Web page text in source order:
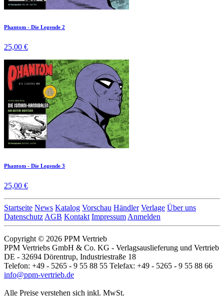
Phantom - Die Legende 2
25,00 €
Phantom - Die Legende 3
25,00 €
Startseite News Katalog Vorschau Händler Verlage Über uns
Datenschutz AGB Kontakt Impressum Anmelden
Copyright © 2026 PPM Vertrieb
PPM Vertriebs GmbH & Co. KG - Verlagsauslieferung und Vertrieb
DE - 32694 Dörentrup, Industriestraße 18
Telefon: +49 - 5265 - 9 55 88 55 Telefax: +49 - 5265 - 9 55 88 66
info@ppm-vertrieb.de
Alle Preise verstehen sich inkl. MwSt.